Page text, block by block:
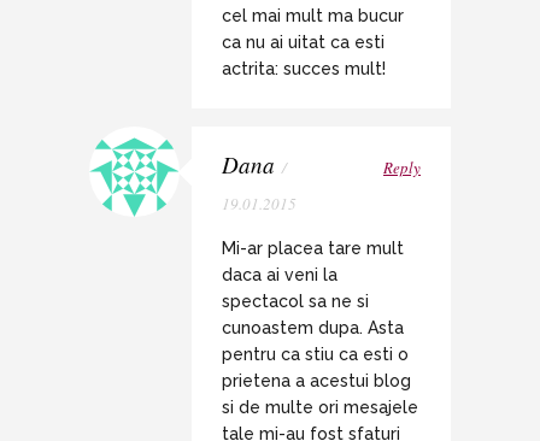
cel mai mult ma bucur
ca nu ai uitat ca esti
actrita: succes mult!
Dana /
19.01.2015
Reply
Mi-ar placea tare mult
daca ai veni la
spectacol sa ne si
cunoastem dupa. Asta
pentru ca stiu ca esti o
prietena a acestui blog
si de multe ori mesajele
tale mi-au fost sfaturi